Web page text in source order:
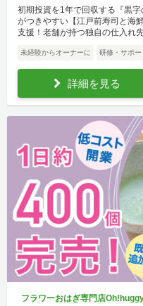
初期投資を1年で回収する『黒
がつきやすい【江戸前寿司と海
支援！老舗が持つ独自の仕入れ
未経験からオーナーに 研修・サポ
詳細を見る
フラワーおはぎ専門店